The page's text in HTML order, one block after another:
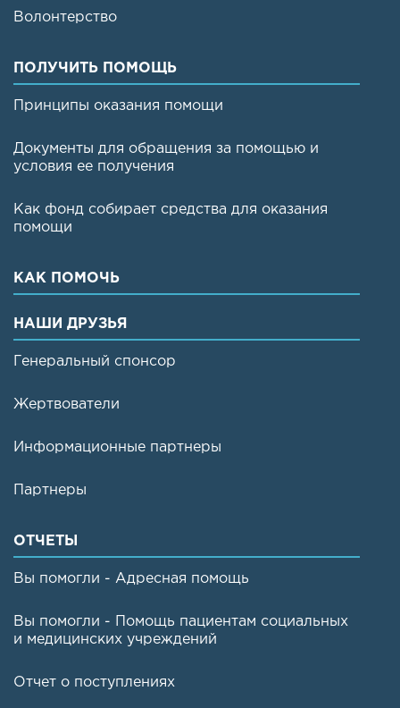
Волонтерство
ПОЛУЧИТЬ ПОМОЩЬ
Принципы оказания помощи
Документы для обращения за помощью и
условия ее получения
Как фонд собирает средства для оказания
помощи
КАК ПОМОЧЬ
НАШИ ДРУЗЬЯ
Генеральный спонсор
Жертвователи
Информационные партнеры
Партнеры
ОТЧЕТЫ
Вы помогли - Адресная помощь
Вы помогли - Помощь пациентам социальных
и медицинских учреждений
Отчет о поступлениях